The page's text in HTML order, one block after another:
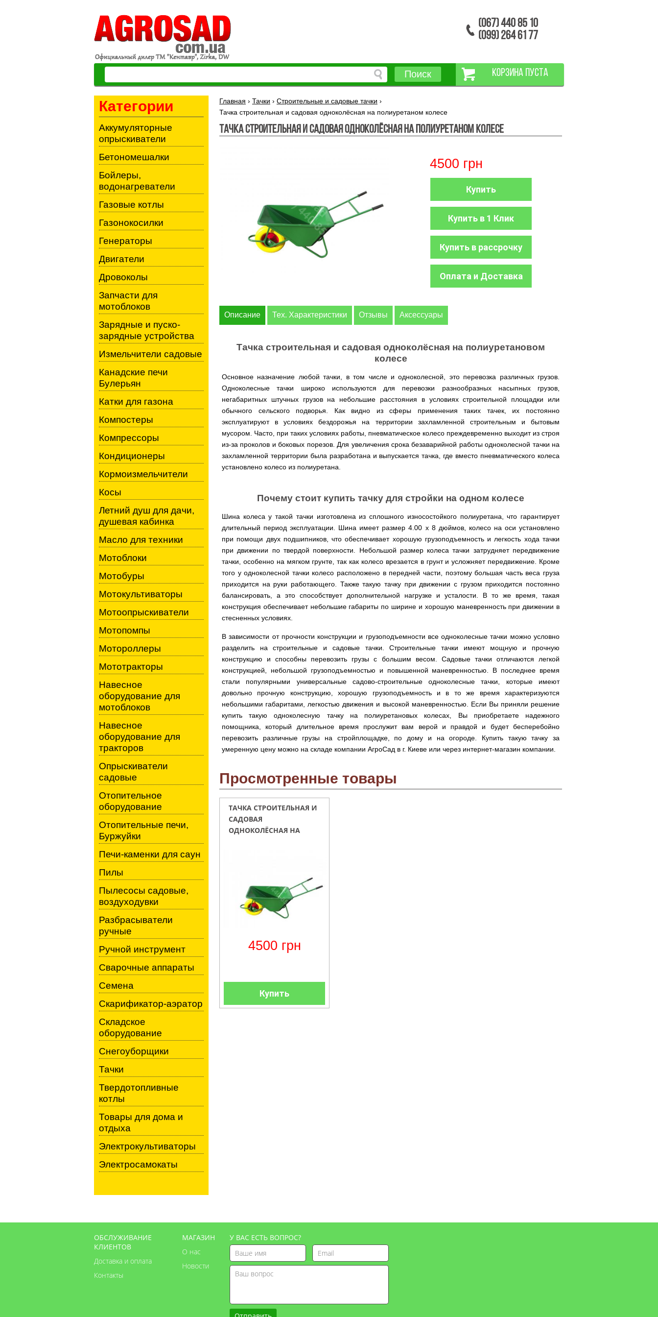
(067) 440 85 10
(099) 264 61 77
Поиск КОРЗИНА ПУСТА
Главная › Тачки › Строительные и садовые тачки ›
Тачка строительная и садовая одноколёсная на полиуретаном колесе
Тачка строительная и садовая одноколёсная на полиуретаном колесе
4500 грн
Купить
Купить в 1 Клик
Купить в рассрочку
Оплата и Доставка
Описание Тех. Характеристики Отзывы Аксессуары
Тачка строительная и садовая одноколёсная на полиуретановом
колесе
Основное назначение любой тачки, в том числе и одноколесной, это перевозка различных грузов.
Одноколесные тачки широко используются для перевозки разнообразных насыпных грузов,
негабаритных штучных грузов на небольшие расстояния в условиях строительной площадки или
обычного сельского подворья. Как видно из сферы применения таких тачек, их постоянно
эксплуатируют в условиях бездорожья на территории захламленной строительным и бытовым
мусором. Часто, при таких условиях работы, пневматическое колесо преждевременно выходит из строя
из-за проколов и боковых порезов. Для увеличения срока безаварийной работы одноколесной тачки на
захламленной территории была разработана и выпускается тачка, где вместо пневматического колеса
установлено колесо из полиуретана.
Почему стоит купить тачку для стройки на одном колесе
Шина колеса у такой тачки изготовлена из сплошного износостойкого полиуретана, что гарантирует
длительный период эксплуатации. Шина имеет размер 4.00 х 8 дюймов, колесо на оси установлено
при помощи двух подшипников, что обеспечивает хорошую грузоподъемность и легкость хода тачки
при движении по твердой поверхности. Небольшой размер колеса тачки затрудняет передвижение
тачки, особенно на мягком грунте, так как колесо врезается в грунт и усложняет передвижение. Кроме
того у одноколесной тачки колесо расположено в передней части, поэтому большая часть веса груза
приходится на руки работающего. Также такую тачку при движении с грузом приходится постоянно
балансировать, а это способствует дополнительной нагрузке и усталости. В то же время, такая
конструкция обеспечивает небольшие габариты по ширине и хорошую маневренность при движении в
стесненных условиях.
В зависимости от прочности конструкции и грузоподъемности все одноколесные тачки можно условно
разделить на строительные и садовые тачки. Строительные тачки имеют мощную и прочную
конструкцию и способны перевозить грузы с большим весом. Садовые тачки отличаются легкой
конструкцией, небольшой грузоподъемностью и повышенной маневренностью. В последнее время
стали популярными универсальные садово-строительные одноколесные тачки, которые имеют
довольно прочную конструкцию, хорошую грузоподъемность и в то же время характеризуются
небольшими габаритами, легкостью движения и высокой маневренностью. Если Вы приняли решение
купить такую одноколесную тачку на полиуретановых колесах, Вы приобретаете надежного
помощника, который длительное время прослужит вам верой и правдой и будет бесперебойно
перевозить различные грузы на стройплощадке, по дому и на огороде. Купить такую тачку за
умеренную цену можно на складе компании АгроСад в г. Киеве или через интернет-магазин компании.
Просмотренные товары
ТАЧКА СТРОИТЕЛЬНАЯ И
САДОВАЯ
ОДНОКОЛЁСНАЯ НА
4500 грн
Купить
Категории
Аккумуляторные
опрыскиватели
Бетономешалки
Бойлеры,
водонагреватели
Газовые котлы
Газонокосилки
Генераторы
Двигатели
Дровоколы
Запчасти для
мотоблоков
Зарядные и пуско-
зарядные устройства
Измельчители садовые
Канадские печи
Булерьян
Катки для газона
Компостеры
Компрессоры
Кондиционеры
Кормоизмельчители
Косы
Летний душ для дачи,
душевая кабинка
Масло для техники
Мотоблоки
Мотобуры
Мотокультиваторы
Мотоопрыскиватели
Мотопомпы
Мотороллеры
Мототракторы
Навесное
оборудование для
мотоблоков
Навесное
оборудование для
тракторов
Опрыскиватели
садовые
Отопительное
оборудование
Отопительные печи,
Буржуйки
Печи-каменки для саун
Пилы
Пылесосы садовые,
воздуходувки
Разбрасыватели
ручные
Ручной инструмент
Сварочные аппараты
Семена
Скарификатор-аэратор
Складское
оборудование
Снегоуборщики
Тачки
Твердотопливные
котлы
Товары для дома и
отдыха
Электрокультиваторы
Электросамокаты
ОБСЛУЖИВАНИЕ
КЛИЕНТОВ
Доставка и оплата
Контакты
МАГАЗИН
О нас
Новости
У ВАС ЕСТЬ ВОПРОС?